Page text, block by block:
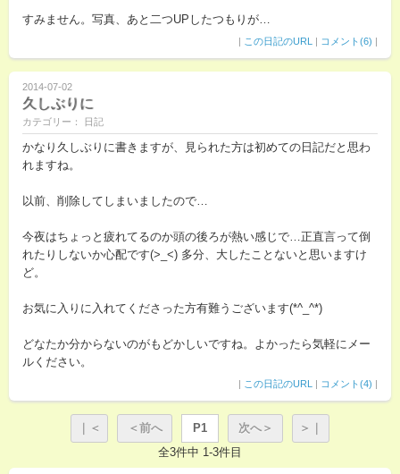
すみません。写真、あと二つUPしたつもりが…
| この日記のURL | コメント(6) |
2014-07-02
久しぶりに
カテゴリー： 日記
かなり久しぶりに書きますが、見られた方は初めての日記だと思わ
れますね。
以前、削除してしまいましたので…
今夜はちょっと疲れてるのか頭の後ろが熱い感じで…正直言って倒
れたりしないか心配です(>_<) 多分、大したことないと思いますけ
ど。
お気に入りに入れてくださった方有難うございます(*^_^*)
どなたか分からないのがもどかしいですね。よかったら気軽にメー
ルください。
| この日記のURL | コメント(4) |
｜＜ ＜前へ P1 次へ＞
＞｜
全3件中 1-3件目